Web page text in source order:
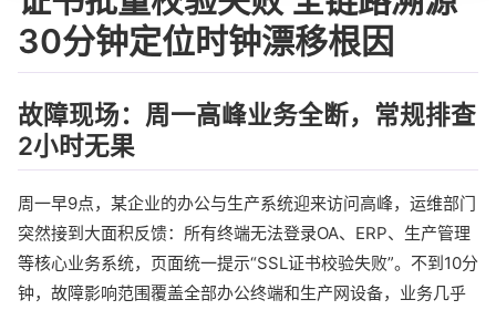
30分钟定位时钟漂移根因
故障现场：周一高峰业务全断，常规排查
2小时无果
周一早9点，某企业的办公与生产系统迎来访问高峰，运维部门
突然接到大面积反馈：所有终端无法登录OA、ERP、生产管理
等核心业务系统，页面统一提示“SSL证书校验失败”。不到10分
钟，故障影响范围覆盖全部办公终端和生产网设备，业务几乎